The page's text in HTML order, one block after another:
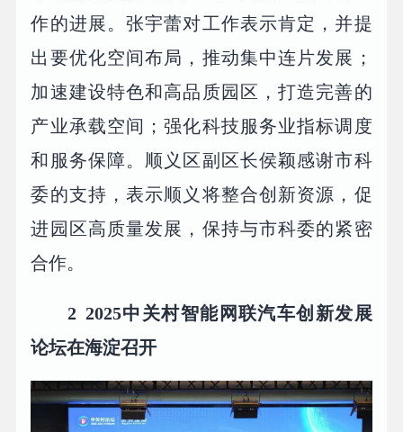
作的进展。张宇蕾对工作表示肯定，并提
出要优化空间布局，推动集中连片发展；
加速建设特色和高品质园区，打造完善的
产业承载空间；强化科技服务业指标调度
和服务保障。顺义区副区长侯颖感谢市科
委的支持，表示顺义将整合创新资源，促
进园区高质量发展，保持与市科委的紧密
合作。
2 2025中关村智能网联汽车创新发展
论坛在海淀召开